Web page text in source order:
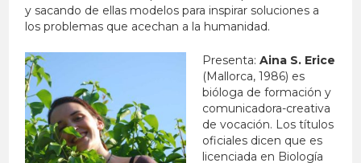
y sacando de ellas modelos para inspirar soluciones a
los problemas que acechan a la humanidad.
Presenta:Aina S. Erice
(Mallorca, 1986) es
bióloga de formación y
comunicadora-creativa
de vocación. Los títulos
oficiales dicen que es
licenciada en Biología